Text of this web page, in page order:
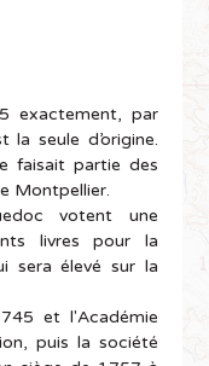
exactement, par
la seule d’origine.
faisait partie des
Montpellier.
votent une
livres pour la
sera élevé sur la
et l'Académie
puis la société